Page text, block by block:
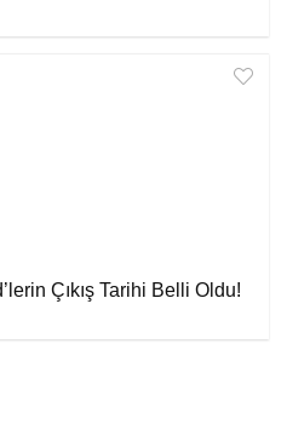
Çıkış Tarihi Belli Oldu!